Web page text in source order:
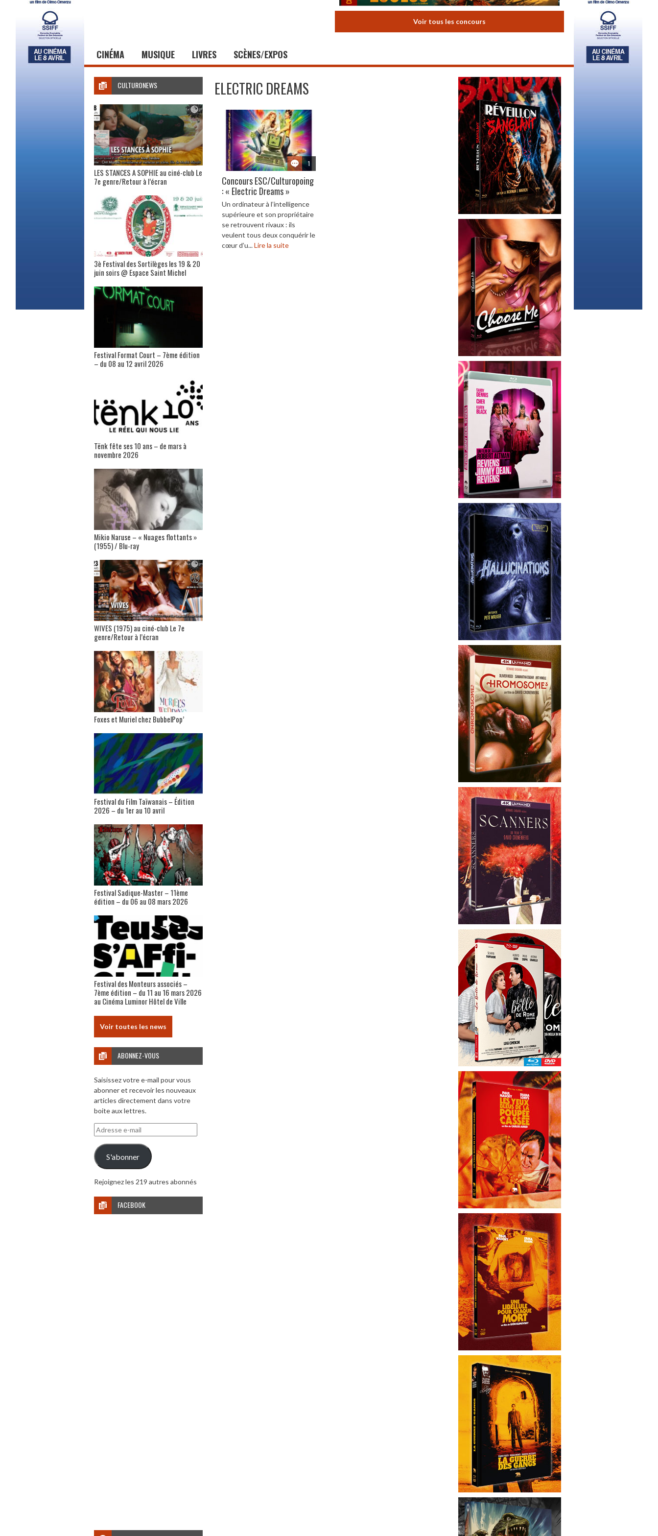
Voir tous les concours
CINÉMA MUSIQUE LIVRES SCÈNES/EXPOS
ELECTRIC DREAMS
1
Concours ESC/Culturopoing
: « Electric Dreams »
Un ordinateur à l’intelligence
supérieure et son propriétaire
se retrouvent rivaux : ils
veulent tous deux conquérir le
cœur d’u...Lire la suite
CULTURONEWS
LES STANCES A SOPHIE au ciné-club Le
7e genre/Retour à l’écran
3è Festival des Sortilèges les 19 & 20
juin soirs @ Espace Saint Michel
Festival Format Court – 7ème édition
– du 08 au 12 avril 2026
Tënk fête ses 10 ans – de mars à
novembre 2026
Mikio Naruse – « Nuages flottants »
(1955) / Blu-ray
WIVES (1975) au ciné-club Le 7e
genre/Retour à l’écran
Foxes et Muriel chez BubbelPop’
Festival du Film Taïwanais – Édition
2026 – du 1er au 10 avril
Festival Sadique-Master – 11ème
édition – du 06 au 08 mars 2026
Festival des Monteurs associés –
7ème édition – du 11 au 16 mars 2026
au Cinéma Luminor Hôtel de Ville
Voir toutes les news
ABONNEZ-VOUS
Saisissez votre e-mail pour vous
abonner et recevoir les nouveaux
articles directement dans votre
boite aux lettres.
Adresse
e-
mail
S'abonner
Rejoignez les 219 autres abonnés
FACEBOOK